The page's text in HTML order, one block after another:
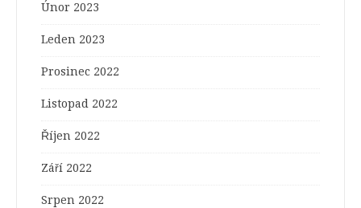
Únor 2023
Leden 2023
Prosinec 2022
Listopad 2022
Říjen 2022
Září 2022
Srpen 2022